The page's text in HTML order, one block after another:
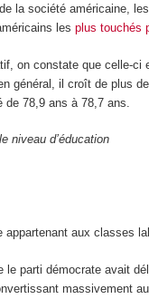
la société américaine,
lesplus touchés
on constate que celle-
général, il croît de plus
78,9 ans à 78,7 ans.
niveau d’éducation
appartenant aux classes
le parti démocrate avait
massivement